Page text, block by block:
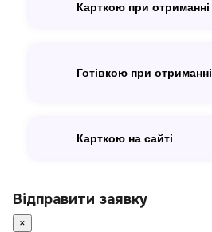
Карткою при отриманні
Готівкою при отриманні
Карткою на сайті
Відправити заявку
×